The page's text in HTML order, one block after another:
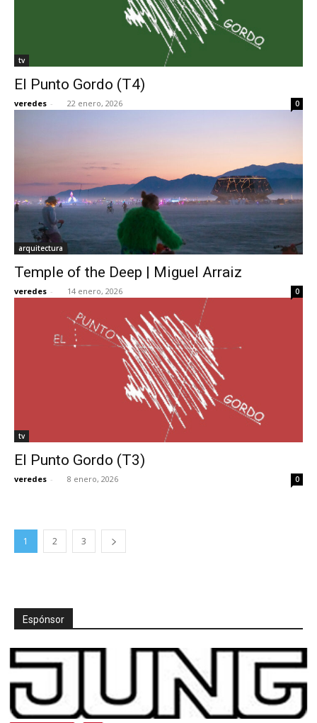
tv
El Punto Gordo (T4)
veredes - 22 enero, 2026 0
arquitectura
Temple of the Deep | Miguel Arraiz
veredes - 14 enero, 2026 0
tv
El Punto Gordo (T3)
veredes - 8 enero, 2026 0
1 2 3
Espónsor